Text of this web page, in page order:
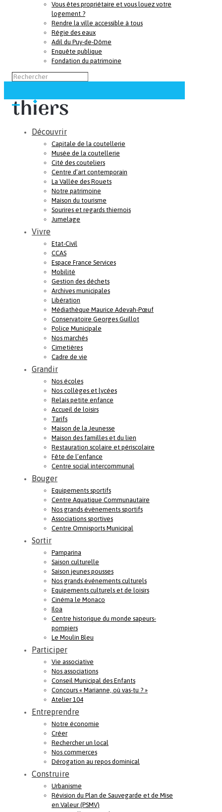
Vous êtes propriétaire et vous louez votre
logement ?
Rendre la ville accessible à tous
Régie des eaux
Adil du Puy-de-Dôme
Enquête publique
Fondation du patrimoine
Découvrir
Capitale de la coutellerie
Musée de la coutellerie
Cité des couteliers
Centre d’art contemporain
La Vallée des Rouets
Notre patrimoine
Maison du tourisme
Sourires et regards thiernois
Jumelage
Vivre
Etat-Civil
CCAS
Espace France Services
Mobilité
Gestion des déchets
Archives municipales
Libération
Médiathèque Maurice Adevah-Pœuf
Conservatoire Georges Guillot
Police Municipale
Nos marchés
Cimetières
Cadre de vie
Grandir
Nos écoles
Nos collèges et lycées
Relais petite enfance
Accueil de loisirs
Tarifs
Maison de la Jeunesse
Maison des familles et du lien
Restauration scolaire et périscolaire
Fête de l’enfance
Centre social intercommunal
Bouger
Equipements sportifs
Centre Aquatique Communautaire
Nos grands évènements sportifs
Associations sportives
Centre Omnisports Municipal
Sortir
Pamparina
Saison culturelle
Saison jeunes pousses
Nos grands événements culturels
Equipements culturels et de loisirs
Cinéma le Monaco
Iloa
Centre historique du monde sapeurs-
pompiers
Le Moulin Bleu
Participer
Vie associative
Nos associations
Conseil Municipal des Enfants
Concours « Marianne, où vas-tu ? »
Atelier 104
Entreprendre
Notre économie
Créer
Rechercher un local
Nos commerces
Dérogation au repos dominical
Construire
Urbanisme
Révision du Plan de Sauvegarde et de Mise
en Valeur (PSMV)